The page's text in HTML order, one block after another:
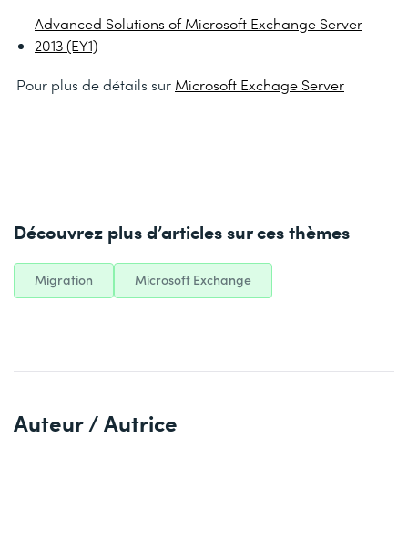
Advanced Solutions of Microsoft Exchange Server
2013 (EY1)
Pour plus de détails sur Microsoft Exchage Server
Découvrez plus d’articles sur ces thèmes
Migration Microsoft Exchange
Auteur / Autrice